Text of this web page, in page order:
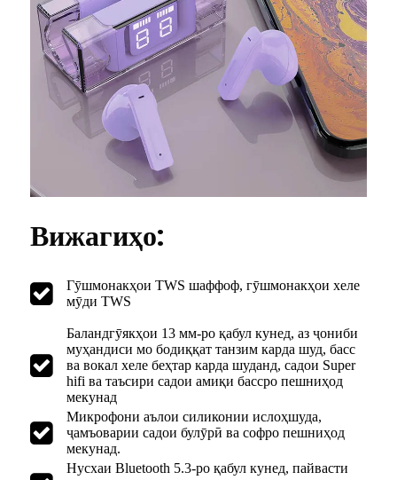
Вижагиҳо:
Гӯшмонакҳои TWS шаффоф, гӯшмонакҳои хеле
мӯди TWS
Баландгӯякҳои 13 мм-ро қабул кунед, аз ҷониби
муҳандиси мо бодиққат танзим карда шуд, басс
ва вокал хеле беҳтар карда шуданд, садои Super
hifi ва таъсири садои амиқи бассро пешниҳод
мекунад
Микрофони аълои силиконии ислоҳшуда,
ҷамъоварии садои булӯрӣ ва софро пешниҳод
мекунад.
Нусхаи Bluetooth 5.3-ро қабул кунед, пайвасти